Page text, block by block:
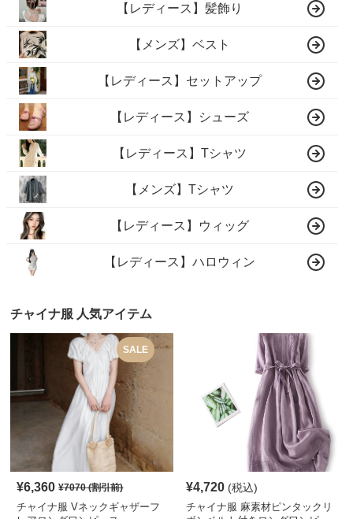
【レディース】髪飾り
【メンズ】ベスト
【レディース】セットアップ
【レディース】シューズ
【レディース】Tシャツ
【メンズ】Tシャツ
【レディース】ウィッグ
【レディース】ハロウィン
チャイナ服 人気アイテム
SALE
¥6,360 ¥7070(割引前)
チャイナ服 Vネックギャザーフ
¥4,720 (税込)
チャイナ服 麻素材ピンタックリ